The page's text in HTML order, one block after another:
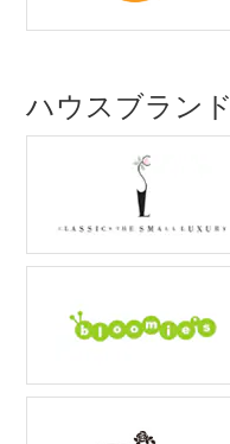
ハウスブランド